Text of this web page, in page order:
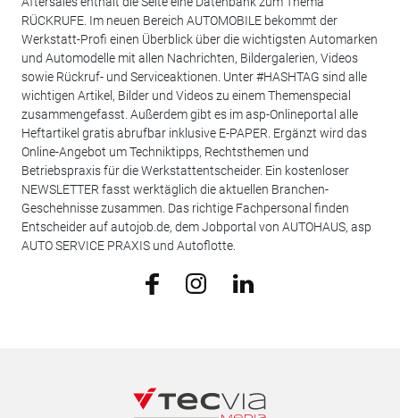
RÜCKRUFE. Im neuen Bereich AUTOMOBILE bekommt der
Werkstatt-Profi einen Überblick über die wichtigsten Automarken
und Automodelle mit allen Nachrichten, Bildergalerien, Videos
sowie Rückruf- und Serviceaktionen. Unter #HASHTAG sind alle
wichtigen Artikel, Bilder und Videos zu einem Themenspecial
zusammengefasst. Außerdem gibt es im asp-Onlineportal alle
Heftartikel gratis abrufbar inklusive E-PAPER. Ergänzt wird das
Online-Angebot um Techniktipps, Rechtsthemen und
Betriebspraxis für die Werkstattentscheider. Ein kostenloser
NEWSLETTER fasst werktäglich die aktuellen Branchen-
Geschehnisse zusammen. Das richtige Fachpersonal finden
Entscheider auf autojob.de, dem Jobportal von AUTOHAUS, asp
AUTO SERVICE PRAXIS und Autoflotte.